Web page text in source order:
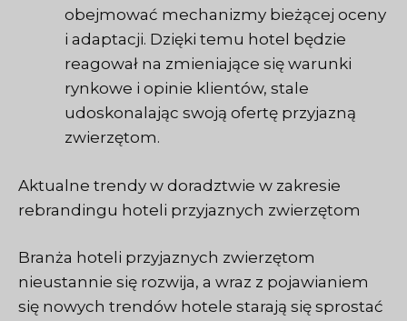
obejmować mechanizmy bieżącej oceny
i adaptacji. Dzięki temu hotel będzie
reagował na zmieniające się warunki
rynkowe i opinie klientów, stale
udoskonalając swoją ofertę przyjazną
zwierzętom.
Aktualne trendy w doradztwie w zakresie
rebrandingu hoteli przyjaznych zwierzętom
Branża hoteli przyjaznych zwierzętom
nieustannie się rozwija, a wraz z pojawianiem
się nowych trendów hotele starają się sprostać